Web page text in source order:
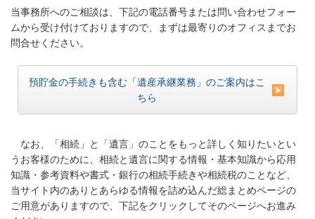
当事務所へのご相談は、下記の電話番号または問い合わせフォー
ムから受け付けておりますので、まずは最寄りのオフィスまでお
問合せください。
預貯金の手続きも含む「遺産承継業務」のご案内はこ
ちら
なお、「相続」と「遺言」のことをもっと詳しく知りたいとい
うお客様のために、相続と遺言に関する情報・基本知識から応用
知識・参考資料や書式・銀行の相続手続きや相続税のことなど、
当サイト内のありとあらゆる情報を詰め込んだ総まとめページの
ご用意がありますので、下記をクリックしてそのページへお進み